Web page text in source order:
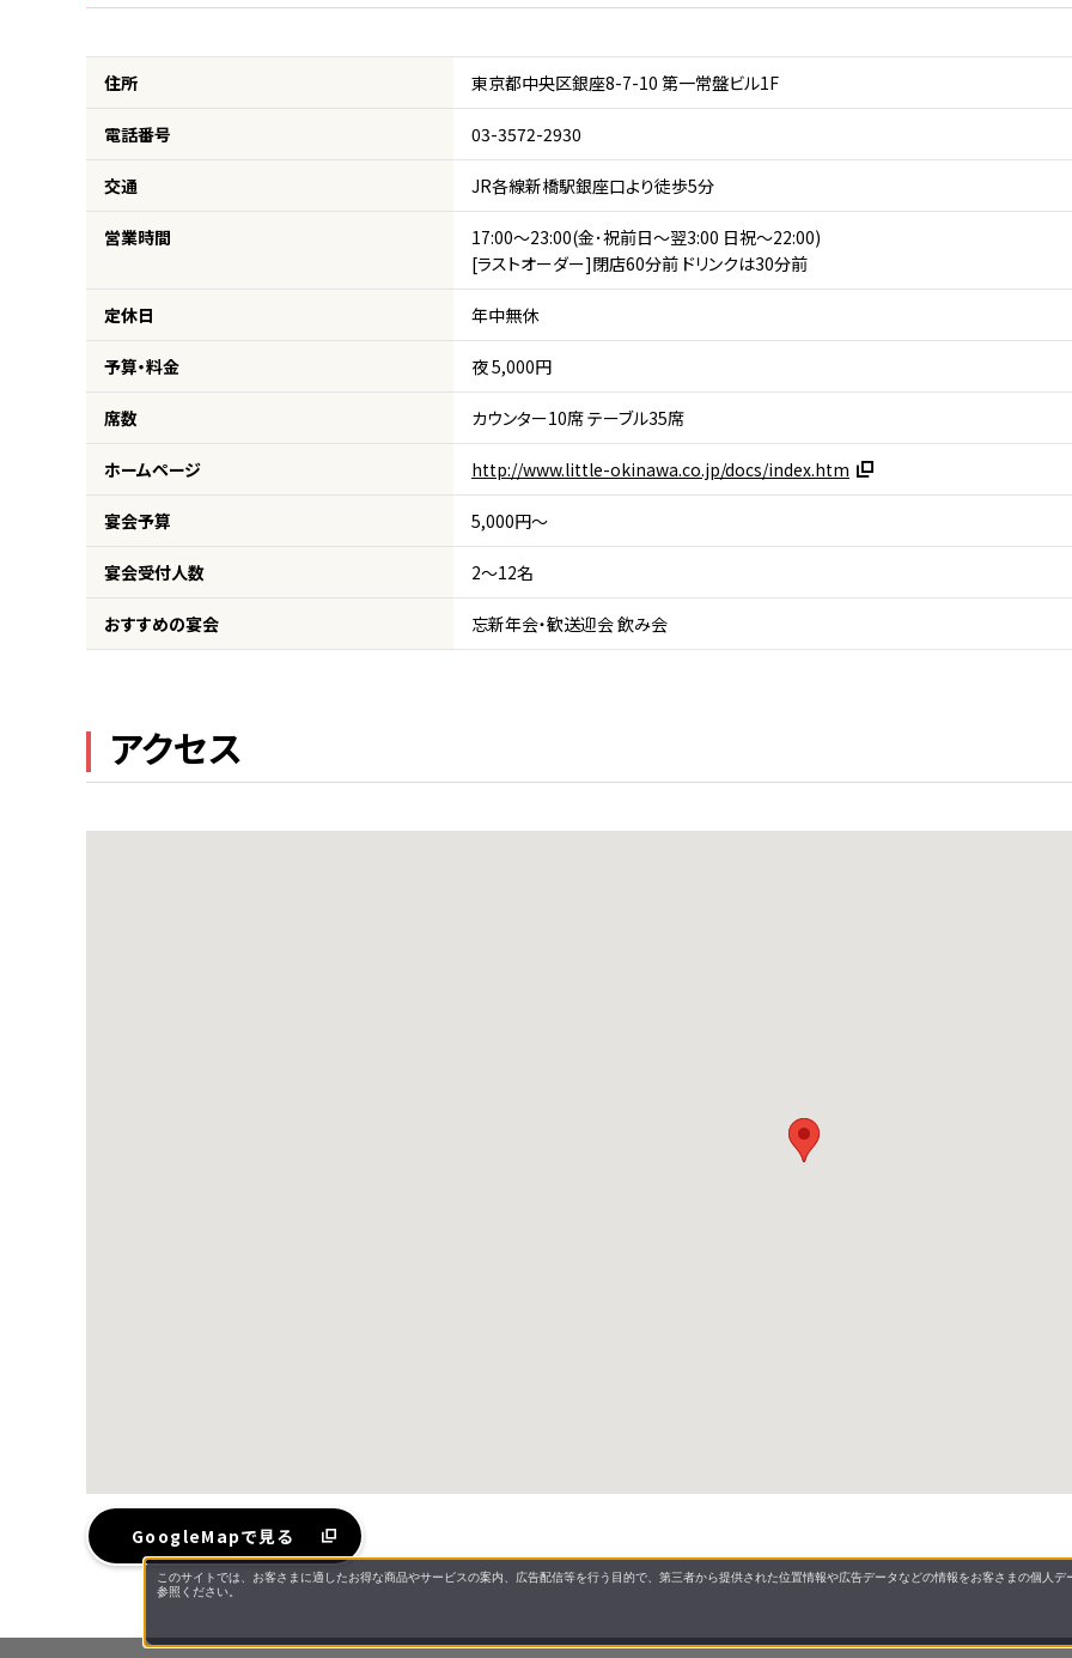
住所 東京都中央区銀座8-7-10 第一常盤ビル1F
電話番号 03-3572-2930
交通 JR各線新橋駅銀座口より徒歩5分
営業時間
17:00～23:00(金･祝前日～翌3:00 日祝～22:00)
[ラストオーダー]閉店60分前 ドリンクは30分前
定休日 年中無休
予算・料金 夜 5,000円
席数 カウンター10席 テーブル35席
ホームページ http://www.little-okinawa.co.jp/docs/index.htm
宴会予算 5,000円～
宴会受付人数 2～12名
おすすめの宴会 忘新年会・歓送迎会 飲み会
アクセス
GoogleMapで見る
このサイトでは、お客さまに適したお得な商品やサービスの案内、広告配信等を行う目的で、第三者から提供された位置情報や広告データなどの情報をお客さまの個人
参照ください。